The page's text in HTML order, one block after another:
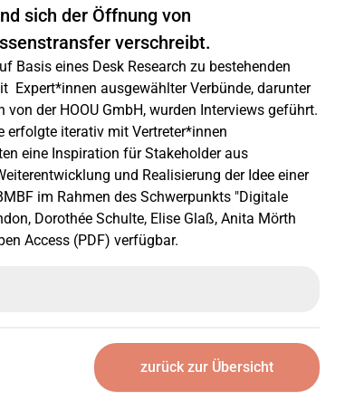
sich der Öffnung von
verschreibt.
Basis eines Desk Research zu bestehenden
Expert*innen ausgewählter Verbünde, darunter
der HOOU GmbH, wurden Interviews geführt.
erfolgte iterativ mit Vertreter*innen
eine Inspiration für Stakeholder aus
und Realisierung der Idee einer
im Rahmen des Schwerpunkts "Digitale
Dorothée Schulte, Elise Glaß, Anita Mörth
Access (PDF) verfügbar.
zurück zur Übersicht